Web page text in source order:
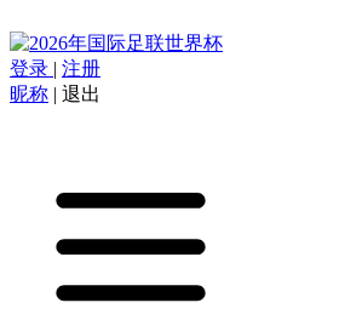
登录 | 注册
昵称 | 退出